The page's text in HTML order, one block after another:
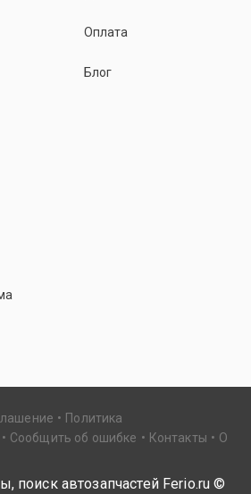
Оплата
Блог
Политика
Сообщить об ошибке Контакты
О
поиск автозапчастей Ferio.ru ©